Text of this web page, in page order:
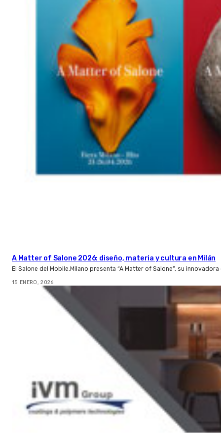
A Matter of Salone 2026: diseño, materia y cultura en Milán
El Salone del Mobile.Milano presenta “A Matter of Salone”, su
15 ENERO, 2026